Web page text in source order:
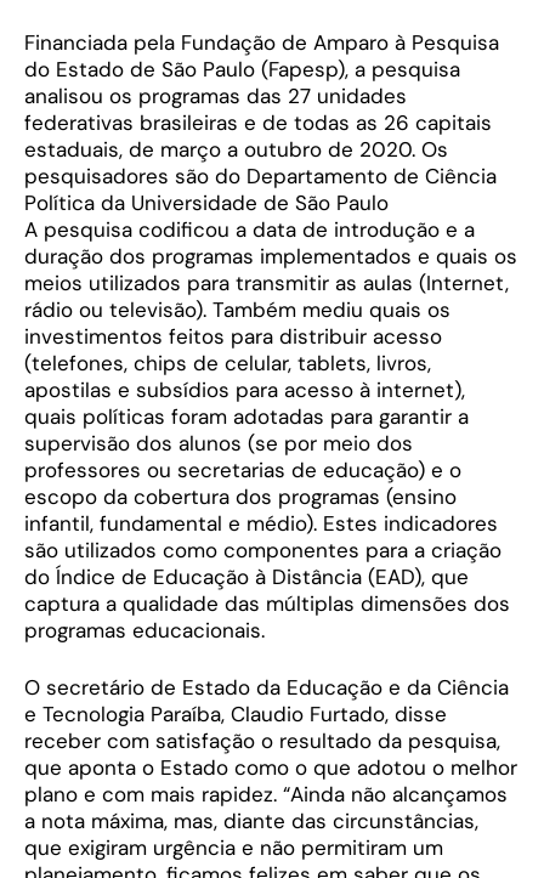
Financiada pela Fundação de Amparo à Pesquisa
do Estado de São Paulo (Fapesp), a pesquisa
analisou os programas das 27 unidades
federativas brasileiras e de todas as 26 capitais
estaduais, de março a outubro de 2020. Os
pesquisadores são do Departamento de Ciência
Política da Universidade de São Paulo
A pesquisa codificou a data de introdução e a
duração dos programas implementados e quais os
meios utilizados para transmitir as aulas (Internet,
rádio ou televisão). Também mediu quais os
investimentos feitos para distribuir acesso
(telefones, chips de celular, tablets, livros,
apostilas e subsídios para acesso à internet),
quais políticas foram adotadas para garantir a
supervisão dos alunos (se por meio dos
professores ou secretarias de educação) e o
escopo da cobertura dos programas (ensino
infantil, fundamental e médio). Estes indicadores
são utilizados como componentes para a criação
do Índice de Educação à Distância (EAD), que
captura a qualidade das múltiplas dimensões dos
programas educacionais.
O secretário de Estado da Educação e da Ciência
e Tecnologia Paraíba, Claudio Furtado, disse
receber com satisfação o resultado da pesquisa,
que aponta o Estado como o que adotou o melhor
plano e com mais rapidez. “Ainda não alcançamos
a nota máxima, mas, diante das circunstâncias,
que exigiram urgência e não permitiram um